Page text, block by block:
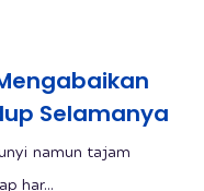
Selamanya
namun tajam
har...